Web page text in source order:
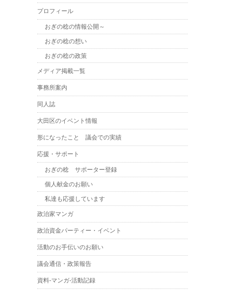
プロフィール
おぎの稔の情報公開～
おぎの稔の想い
おぎの稔の政策
メディア掲載一覧
事務所案内
同人誌
大田区のイベント情報
形になったこと 議会での実績
応援・サポート
おぎの稔 サポーター登録
個人献金のお願い
私達も応援しています
政治家マンガ
政治資金パーティー・イベント
活動のお手伝いのお願い
議会通信・政策報告
資料-マンガ-活動記録